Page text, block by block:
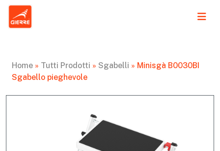
Home » Tutti Prodotti » Sgabelli » Minisgà B0030BI
Sgabello pieghevole